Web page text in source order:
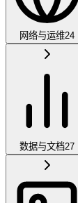
网络与运维24
数据与文档27